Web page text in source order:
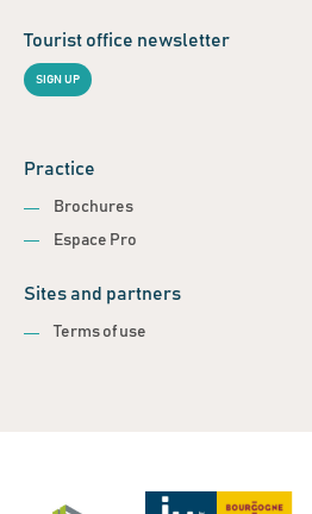
Tourist office newsletter
SIGN UP
Practice
Brochures
Espace Pro
Sites and partners
Terms of use